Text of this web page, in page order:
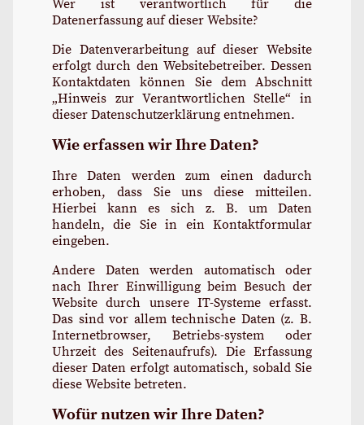
Wer ist verantwortlich für die
Datenerfassung auf dieser Website?
Die Datenverarbeitung auf dieser Website
erfolgt durch den Websitebetreiber. Dessen
Kontaktdaten können Sie dem Abschnitt
„Hinweis zur Verantwortlichen Stelle“ in
dieser Datenschutzerklärung entnehmen.
Wie erfassen wir Ihre Daten?
Ihre Daten werden zum einen dadurch
erhoben, dass Sie uns diese mitteilen.
Hierbei kann es sich z. B. um Daten
handeln, die Sie in ein Kontaktformular
eingeben.
Andere Daten werden automatisch oder
nach Ihrer Einwilligung beim Besuch der
Website durch unsere IT-Systeme erfasst.
Das sind vor allem technische Daten (z. B.
Internetbrowser, Betriebs-system oder
Uhrzeit des Seitenaufrufs). Die Erfassung
dieser Daten erfolgt automatisch, sobald Sie
diese Website betreten.
Wofür nutzen wir Ihre Daten?